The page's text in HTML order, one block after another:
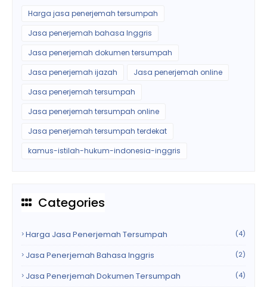
Harga jasa penerjemah tersumpah
Jasa penerjemah bahasa Inggris
Jasa penerjemah dokumen tersumpah
Jasa penerjemah ijazah
Jasa penerjemah online
Jasa penerjemah tersumpah
Jasa penerjemah tersumpah online
Jasa penerjemah tersumpah terdekat
kamus-istilah-hukum-indonesia-inggris
Categories
Harga Jasa Penerjemah Tersumpah (4)
Jasa Penerjemah Bahasa Inggris (2)
Jasa Penerjemah Dokumen Tersumpah (4)